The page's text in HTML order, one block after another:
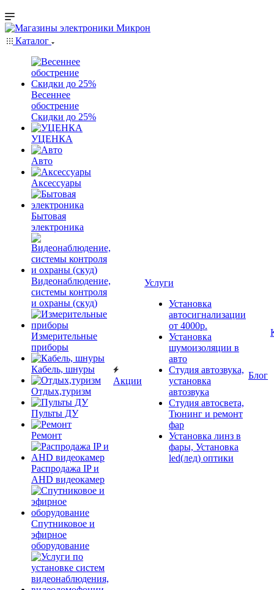
Каталог
Весеннее
обострение
Скидки до 25%
УЦЕНКА
Авто
Аксессуары
Бытовая
электроника
Видеонаблюдение,
системы контроля
и охраны (скуд)
Измерительные
приборы
Кабель, шнуры
Отдых,туризм
Пульты ДУ
Ремонт
Распродажа IP и
AHD видеокамер
Спутниковое и
эфирное
оборудование
Акции
Услуги
Установка
автосигнализации
от 4000р.
Установка
шумоизоляции в
авто
Студия автозвука,
установка
автозвука
Студия автосвета,
Тюнинг и ремонт
фар
Установка линз в
фары, Установка
led(лед) оптики
Блог